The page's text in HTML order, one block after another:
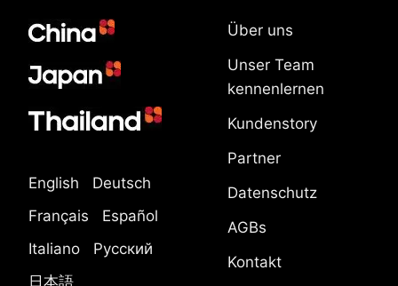
English
Deutsch
Français
Español
Italiano
Русский
日本語
Über uns
Unser Team
kennenlernen
Kundenstory
Partner
Datenschutz
AGBs
Kontakt